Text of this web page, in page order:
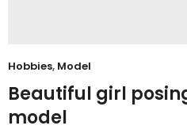
Hobbies, Model
Beautiful girl
model